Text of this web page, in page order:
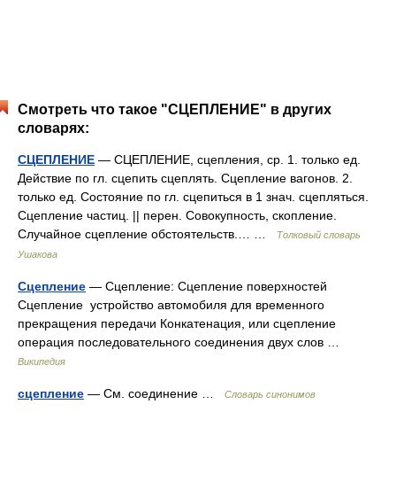
Смотреть что такое "СЦЕПЛЕНИЕ" в других
словарях:
СЦЕПЛЕНИЕ — СЦЕПЛЕНИЕ, сцепления, ср. 1. только ед.
Действие по гл. сцепить сцеплять. Сцепление вагонов. 2.
только ед. Состояние по гл. сцепиться в 1 знач. сцепляться.
Сцепление частиц. || перен. Совокупность, скопление.
Случайное сцепление обстоятельств.… …
Толковый словарь
Ушакова
Сцепление — Сцепление: Сцепление поверхностей
Сцепление устройство автомобиля для временного
прекращения передачи Конкатенация, или сцепление
операция последовательного соединения двух слов …
Википедия
сцепление — См. соединение … Словарь синонимов